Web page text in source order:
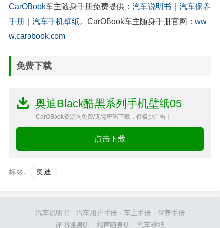
CarOBook车主随身手册免费提供： 汽车说明书
汽车保养
手册
汽车手机壁纸。CarOBook车主随身手册官网： ww
w.carobook.com
免费下载
奥迪Black酷黑系列手机壁纸05
CarOBook资源均免费/无需密码下载，仅极少广告！
点击下载
标签: 奥迪
汽车说明书 · 汽车用户手册· 车主手册· 保养手册
评书随身听 · 相声随身听 · 汽车壁纸